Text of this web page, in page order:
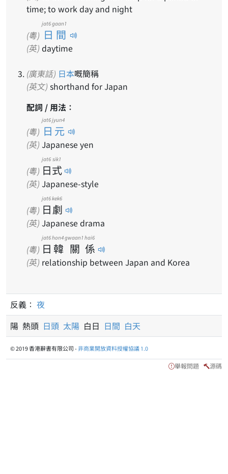
time; to work day and night
(粵) 日間
jat6 gaan1
(英) daytime
(廣東話) 日本嘅簡稱
(英文) shorthand for Japan
配詞 / 用法：
(粵) 日元
jat6 jyun4
(英) Japanese yen
(粵) 日
jat6
式
sik1
(英) Japanese-style
(粵) 日
jat6
劇
kek6
(英) Japanese drama
(粵) 日
jat6
韓
hon4
關
gwaan1
係
hai6
(英) relationship between Japan and Korea
反義： 夜
陽 熱頭 日頭 太陽 白日 日間 白天
© 2019 香港辭書有限公司 -非商業開放資料授權協議 1.0
舉報問題 源碼